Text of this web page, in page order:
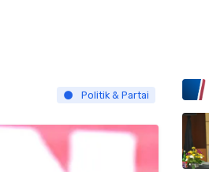
Politik & Partai